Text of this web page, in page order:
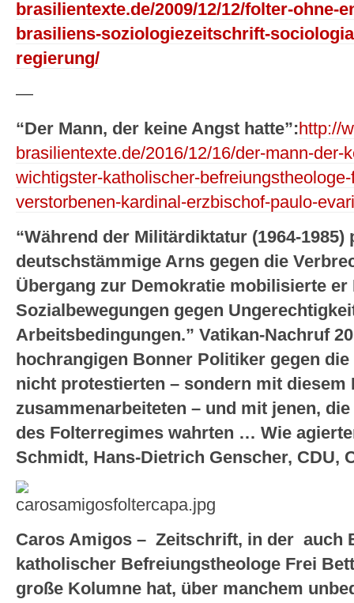
brasilientexte.de/2009/12/12/folter-ohne-
brasiliens-soziologiezeitschrift-
regierung/
—
“Der Mann, der keine Angst hatte”:http://
brasilientexte.de/2016/12/16/der-mann-der-
wichtigster-katholischer-
verstorbenen-kardinal-erzbischof-paulo-
“Während der Militärdiktatur (1964-
deutschstämmige Arns gegen die
Übergang zur Demokratie mobilisierte er
Sozialbewegungen gegen
Arbeitsbedingungen.” Vatikan-Nachruf
hochrangigen Bonner Politiker gegen
nicht protestierten – sondern mit diesem
zusammenarbeiteten – und mit jenen,
des Folterregimes wahrten … Wie
Schmidt, Hans-Dietrich Genscher, CDU,
Caros Amigos – Zeitschrift, in der auch
katholischer Befreiungstheologe Frei
große Kolumne hat, über manchem